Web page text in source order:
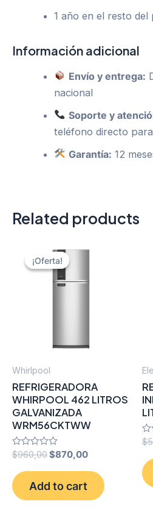
1 año en el resto
Información adicional
Envío y entrega:
nacional
Soporte y
teléfono directo
Garantía: 12
Related products
¡Oferta!
¡Oferta!
Whirlpool
REFRIGERADORA
WHIRPOOL 462 LITROS
GALVANIZADA
WRM56CKTWW
Rated
out
of
5
$960,00Original
$960,00.
$870,00Current
$870,00.
Add to cart
out
of
5
$